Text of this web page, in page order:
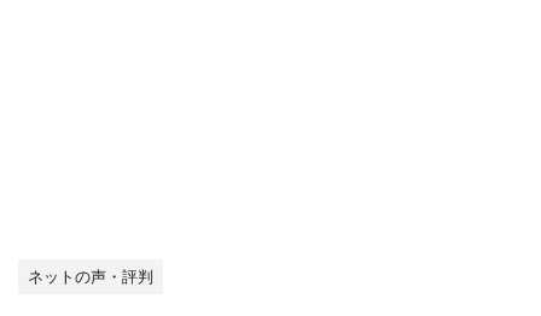
ネットの声・評判